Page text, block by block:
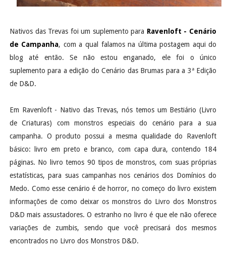
Nativos das Trevas foi um suplemento para Ravenloft - Cenário
de Campanha, com a qual falamos na última postagem aqui do
blog até então. Se não estou enganado, ele foi o único
suplemento para a edição do Cenário das Brumas para a 3ª Edição
de D&D.
Em Ravenloft - Nativo das Trevas, nós temos um Bestiário (Livro
de Criaturas) com monstros especiais do cenário para a sua
campanha. O produto possui a mesma qualidade do Ravenloft
básico: livro em preto e branco, com capa dura, contendo 184
páginas. No livro temos 90 tipos de monstros, com suas próprias
estatísticas, para suas campanhas nos cenários dos Domínios do
Medo. Como esse cenário é de horror, no começo do livro existem
informações de como deixar os monstros do Livro dos Monstros
D&D mais assustadores. O estranho no livro é que ele não oferece
variações de zumbis, sendo que você precisará dos mesmos
encontrados no Livro dos Monstros D&D.